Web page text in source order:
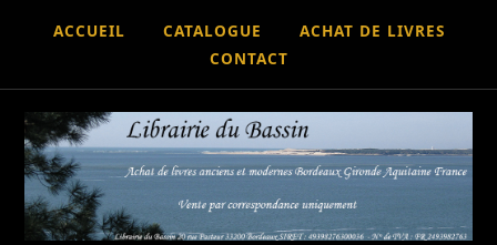
ACCUEIL CATALOGUE
ACHAT DE LIVRES
CONTACT